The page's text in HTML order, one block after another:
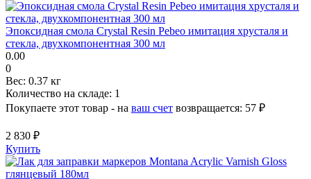
Эпоксидная смола Crystal Resin Pebeo имитация хрусталя и
стекла, двухкомпонентная 300 мл
0.00
0
Вес: 0.37 кг
Количество на складе: 1
Покупаете этот товар - на ваш счет возвращается: 57 ₽
2 830 ₽
Купить